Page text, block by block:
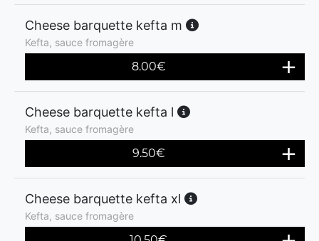
Cheese barquette kefta m
Kefta, sauce fromagère
8.00€
Cheese barquette kefta l
Kefta, sauce fromagère
9.50€
Cheese barquette kefta xl
Kefta, sauce fromagère